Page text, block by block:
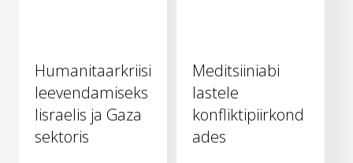
Humanitaarkriisi
leevendamiseks
Iisraelis ja Gaza
sektoris
Meditsiiniabi
lastele
konfliktipiirkond
ades